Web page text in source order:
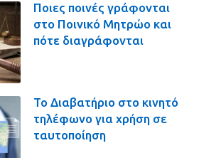
Ποιες ποινές γράφονται
στο Ποινικό Μητρώο και
πότε διαγράφονται
Το Διαβατήριο στο κινητό
τηλέφωνο για χρήση σε
ταυτοποίηση